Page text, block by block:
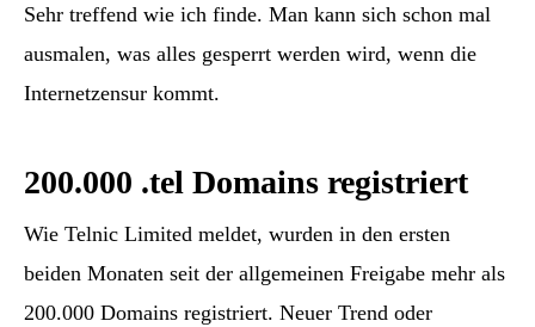
Sehr treffend wie ich finde. Man kann sich schon mal
ausmalen, was alles gesperrt werden wird, wenn die
Internetzensur kommt.
200.000 .tel Domains registriert
Wie Telnic Limited meldet, wurden in den ersten
beiden Monaten seit der allgemeinen Freigabe mehr als
200.000 Domains registriert. Neuer Trend oder